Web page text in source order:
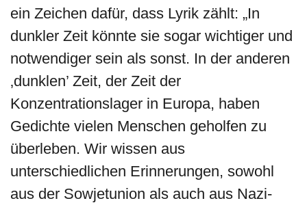
ein Zeichen dafür, dass Lyrik zählt: „In
dunkler Zeit könnte sie sogar wichtiger und
notwendiger sein als sonst. In der anderen
‚dunklen’ Zeit, der Zeit der
Konzentrationslager in Europa, haben
Gedichte vielen Menschen geholfen zu
überleben. Wir wissen aus
unterschiedlichen Erinnerungen, sowohl
aus der Sowjetunion als auch aus Nazi-